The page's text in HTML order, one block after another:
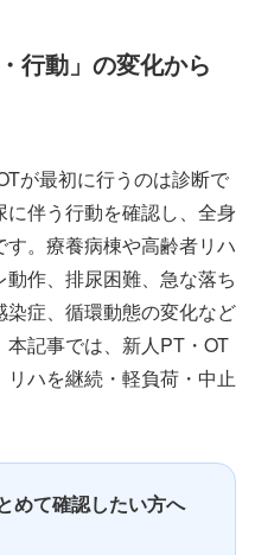
行動」の変化から
が最初に行うのは診断で
伴う行動を確認し、全身
。療養病棟や高齢者リハ
作、排尿困難、急な落ち
症、循環動態の変化など
記事では、新人PT・OT
ハを継続・軽負荷・中止
めて確認したい方へ